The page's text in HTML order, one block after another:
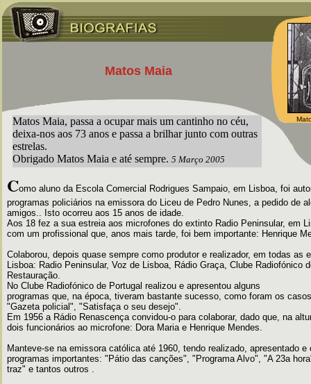
Matos Maia
Como aluno da Escola Comercial Rodrigues Sampaio, em Lisboa, foi
programas policiários na emissora do Liceu de Pedro Nunes, a pedido de
amigos.. Isto ocorreu aos 15 anos de idade.
Aos 18 fez a sua estreia aos microfones do extinto Radio Peninsular, em
com um profissional que, anos mais tarde, foi bem importante: Henrique
Colaborou, depois quase sempre como produtor e realizador, em todas as
Lisboa: Radio Peninsular, Voz de Lisboa, Rádio Graça, Clube Radiofónico
Restauração.
No Clube Radiofónico de Portugal realizou e apresentou alguns
programas que, na época, tiveram bastante sucesso, como foram os
"Gazeta policial", "Satisfaça o seu desejo".
Em 1956 a Rádio Renascença convidou-o para colaborar, dado que, na
dois funcionários ao microfone: Dora Maria e Henrique Mendes.
Manteve-se na emissora católica até 1960, tendo realizado, apresentado e
programas importantes: "Pátio das canções", "Programa Alvo", "A 23a
traz" e tantos outros .
Matos Maia, passa a ocupar mais um cantinho no céu,
deixa-nos aos 73 anos e passa a brilhar junto com outras
estrelas.
Obrigado Matos Maia e até sempre. 5 Março 2005